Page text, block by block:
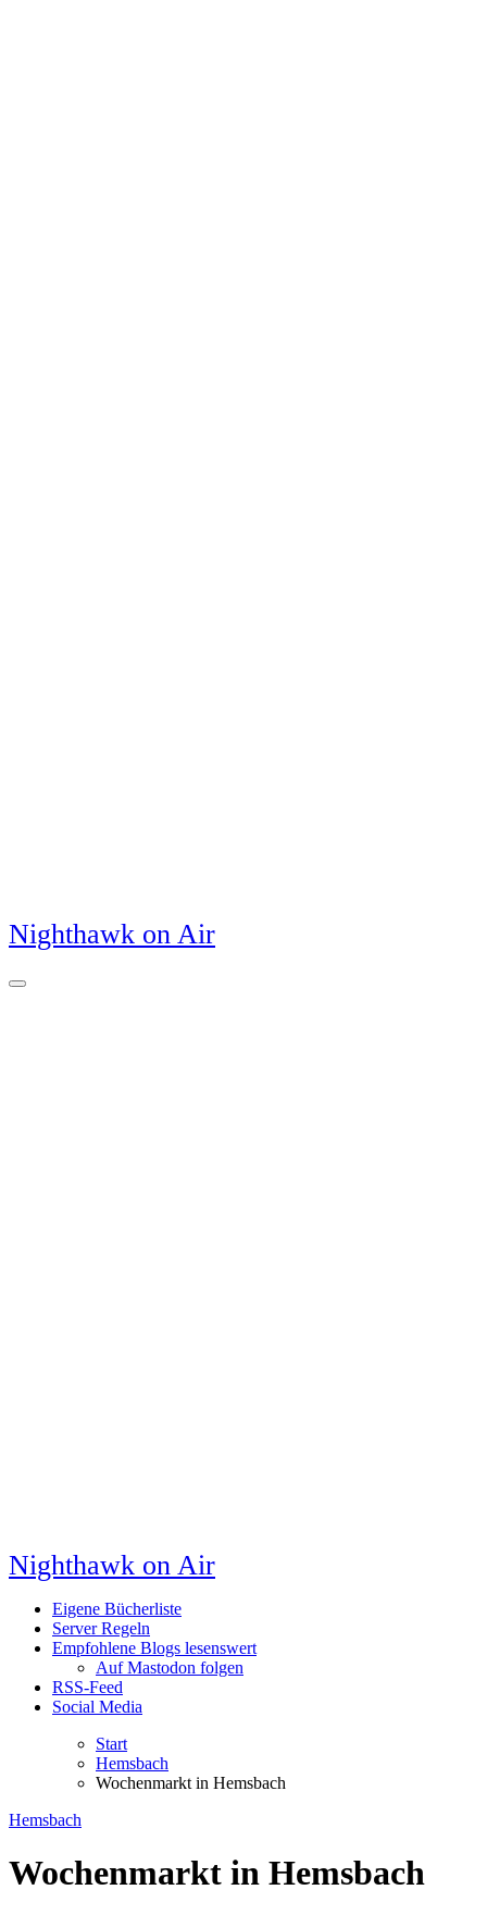
Nighthawk on Air
Nighthawk on Air
Eigene Bücherliste
Server Regeln
Empfohlene Blogs lesenswert
Auf Mastodon folgen
RSS-Feed
Social Media
Start
Hemsbach
Wochenmarkt in Hemsbach
Hemsbach
Wochenmarkt in Hemsbach